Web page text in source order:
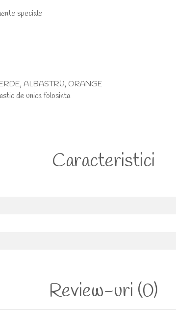
speciale
ALBASTRU, ORANGE
de unica folosinta
Caracteristici
Review-uri (0)